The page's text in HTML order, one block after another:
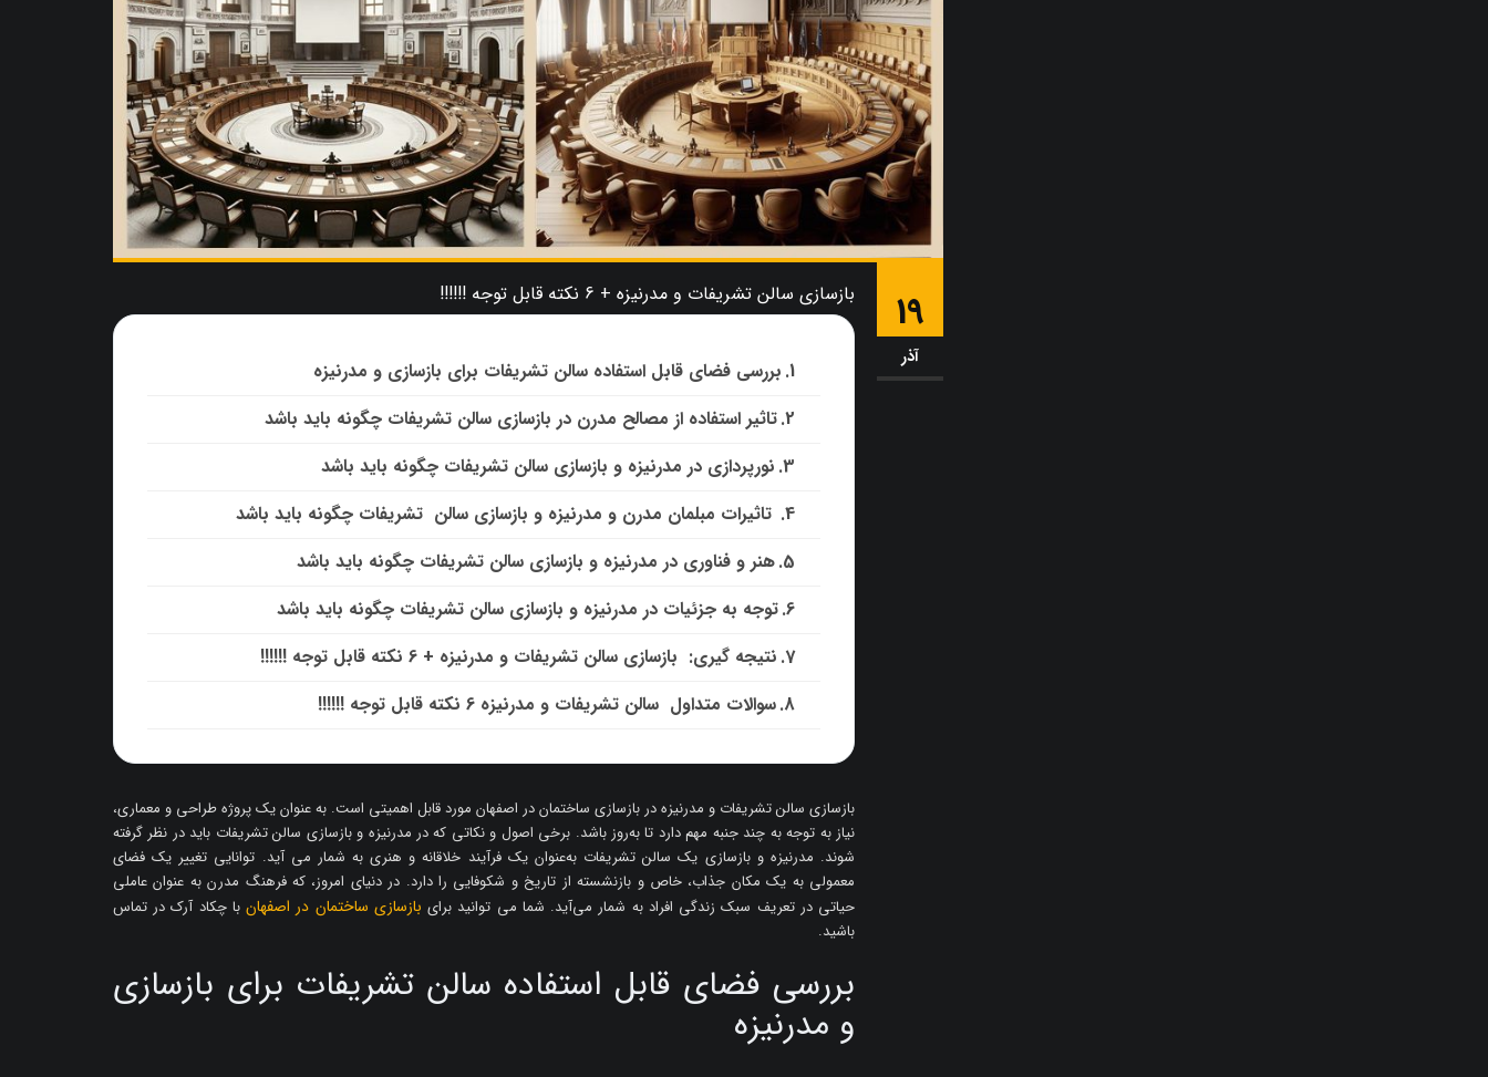
19
آذر
بازسازی سالن تشریفات و مدرنیزه + 6 نکته قابل توجه !!!!!!
بررسی فضای قابل استفاده سالن تشریفات برای بازسازی و مدرنیزه
تاثیر استفاده از مصالح مدرن در بازسازی سالن تشریفات چگونه باید باشد
نورپردازی در مدرنیزه و بازسازی سالن تشریفات چگونه باید باشد
تاثیرات مبلمان مدرن و مدرنیزه و بازسازی سالن تشریفات چگونه باید باشد
هنر و فناوری در مدرنیزه و بازسازی سالن تشریفات چگونه باید باشد
توجه به جزئیات در مدرنیزه و بازسازی سالن تشریفات چگونه باید باشد
نتیجه گیری: بازسازی سالن تشریفات و مدرنیزه + 6 نکته قابل توجه !!!!!!
سوالات متداول سالن تشریفات و مدرنیزه 6 نکته قابل توجه !!!!!!
بازسازی سالن تشریفات و مدرنیزه در بازسازی ساختمان در اصفهان مورد قابل اهمیتی است. به عنوان یک پروژه طراحی و معماری،
نیاز به توجه به چند جنبه مهم دارد تا به‌روز باشد. برخی اصول و نکاتی که در مدرنیزه و بازسازی سالن تشریفات باید در نظر گرفته
شوند. مدرنیزه و بازسازی یک سالن تشریفات به‌عنوان یک فرآیند خلاقانه و هنری به شمار می آید. توانایی تغییر یک فضای
معمولی به یک مکان جذاب، خاص و بازنشسته از تاریخ و شکوفایی را دارد. در دنیای امروز، که فرهنگ مدرن به عنوان عاملی
حیاتی در تعریف سبک زندگی افراد به شمار می‌آید. شما می توانید برای بازسازی ساختمان در اصفهانبا چکاد آرک در تماس
باشید.
بررسی فضای قابل استفاده سالن تشریفات برای بازسازی
و مدرنیزه